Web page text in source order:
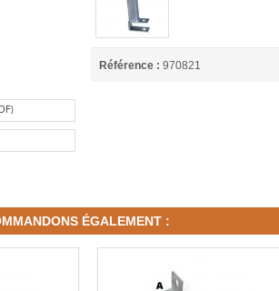
Référence : 970821
ÉGALEMENT :